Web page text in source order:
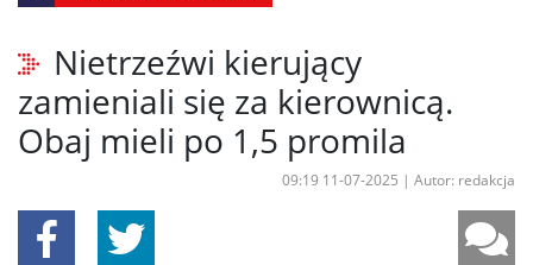
Nietrzeźwi kierujący
zamieniali się za kierownicą.
Obaj mieli po 1,5 promila
09:19 11-07-2025 | Autor: redakcja